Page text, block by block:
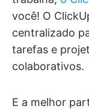
você! O
centralizado
tarefas e
colaborativos.
E a melhor